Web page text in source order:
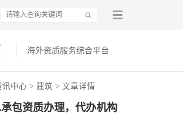
海外资质服务综合平台
讯中心 > 建筑 > 文章详情
包资质办理，代办机构